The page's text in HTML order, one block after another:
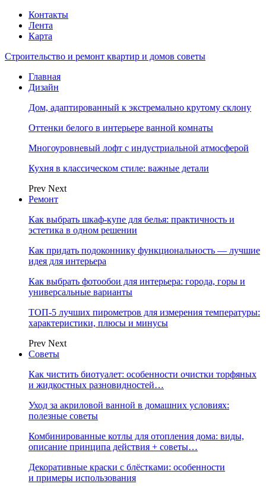
Контакты
Лента
Карта
Строительство и ремонт квартир и домов советы
Главная
Дизайн
Дом, адаптированный к экстремально крутому склону
Оттенки белого в интерьере ванной комнаты
Многоуровневый лофт с индустриальной атмосферой
Кухня в классическом стиле: важные детали
Prev Next
Ремонт
Как выбрать шкаф-купе для белья: практичность и
эстетика в одном решении
Как придать подоконнику функциональность — лучшие
идея для интерьера
Как выбрать фотообои для интерьера: города, горы и
универсальные варианты
ТОП-5 лучших пирометров для измерения температуры:
характеристики, плюсы и минусы
Prev Next
Советы
Как чистить биотуалет: особенности очистки торфяных
и жидкостных разновидностей…
Уход за акриловой ванной в домашних условиях:
полезные советы
Комбинированные котлы для отопления дома: виды,
описание принципа действия + советы…
Декоративные краски с блёстками: особенности
и примеры использования